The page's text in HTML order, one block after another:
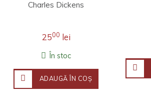
Charles Dickens
2500 lei
În stoc
ADAUGĂ ÎN COŞ